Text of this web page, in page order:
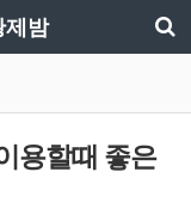
제밤
용할때 좋은